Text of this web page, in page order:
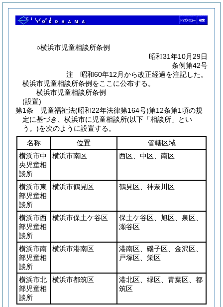
○横浜市児童相談所条例
昭和31年10月29日
条例第42号
注 昭和60年12月から改正経過を注記した。
横浜市児童相談所条例をここに公布する。
横浜市児童相談所条例
(設置)
第1条
児童福祉法(昭和22年法律第164号)第12条第1項の規
定に基づき、横浜市に児童相談所(以下「相談所」とい
う。)を次のように設置する。
名称
位置
管轄区域
横浜市中
央児童相
談所
横浜市南区 西区、中区、南区
横浜市東
部児童相
談所
横浜市鶴見区 鶴見区、神奈川区
横浜市西
部児童相
談所
横浜市保土ケ谷区
保土ケ谷区、旭区、泉区、
瀬谷区
横浜市南
部児童相
談所
横浜市港南区
港南区、磯子区、金沢区、
戸塚区、栄区
横浜市北
部児童相
談所
横浜市都筑区
港北区、緑区、青葉区、都
筑区